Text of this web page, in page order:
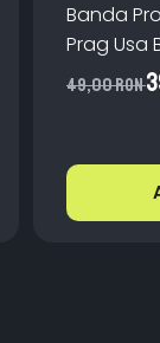
Banda
Prag Usa
49,00 RON